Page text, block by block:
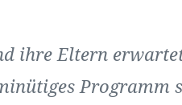
ihre Eltern
Programm